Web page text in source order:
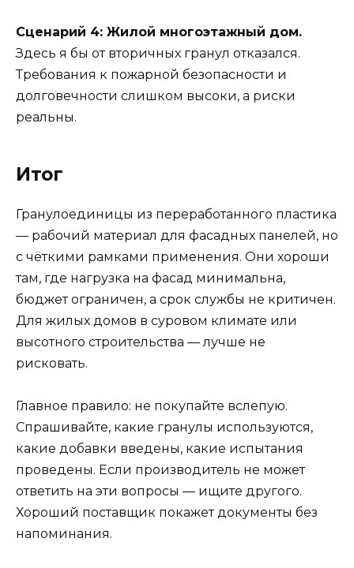
Сценарий 4: Жилой многоэтажный дом.
Здесь я бы от вторичных гранул отказался.
Требования к пожарной безопасности и
долговечности слишком высоки, а риски
реальны.
Итог
Гранулоединицы из переработанного пластика
— рабочий материал для фасадных панелей, но
с чёткими рамками применения. Они хороши
там, где нагрузка на фасад минимальна,
бюджет ограничен, а срок службы не критичен.
Для жилых домов в суровом климате или
высотного строительства — лучше не
рисковать.
Главное правило: не покупайте вслепую.
Спрашивайте, какие гранулы используются,
какие добавки введены, какие испытания
проведены. Если производитель не может
ответить на эти вопросы — ищите другого.
Хороший поставщик покажет документы без
напоминания.